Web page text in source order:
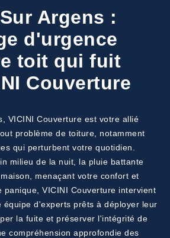
Argens :
d'urgence
toit qui fuit
Couverture
VICINI Couverture est votre allié
problème de toiture, notamment
qui perturbent votre quotidien.
milieu de la nuit, la pluie battante
menaçant votre confort et
panique, VICINI Couverture intervient
équipe d'experts prêts à déployer leur
la fuite et préserver l'intégrité de
compréhension approfondie des